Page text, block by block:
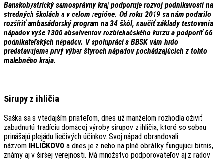
Banskobystrický samosprávny kraj podporuje rozvoj podnikavosti na
stredných školách a v celom regióne. Od roku 2019 sa nám podarilo
rozšíriť ambasádorský program na 34 škôl, naučiť základy testovania
nápadov vyše 1300 absolventov rozbiehačského kurzu a podporiť 66
podnikateľských nápadov. V spolupráci s BBSK vám hrdo
predstavujeme prvý výber štyroch nápadov pochádzajúcich z tohto
malebného kraja.
Sirupy z ihličia
Saška sa s vtedajším priateľom, dnes už manželom rozhodla oživiť
zabudnutú tradíciu domácej výroby sirupov z ihličia, ktoré so sebou
prinášajú plejádu liečivých účinkov. Svoj nápad obrandovali
názvom IHLIČKOVO a dnes je z neho na plné obrátky fungujúci biznis,
známy aj v širšej verejnosti. Má množstvo podporovateľov aj z radov